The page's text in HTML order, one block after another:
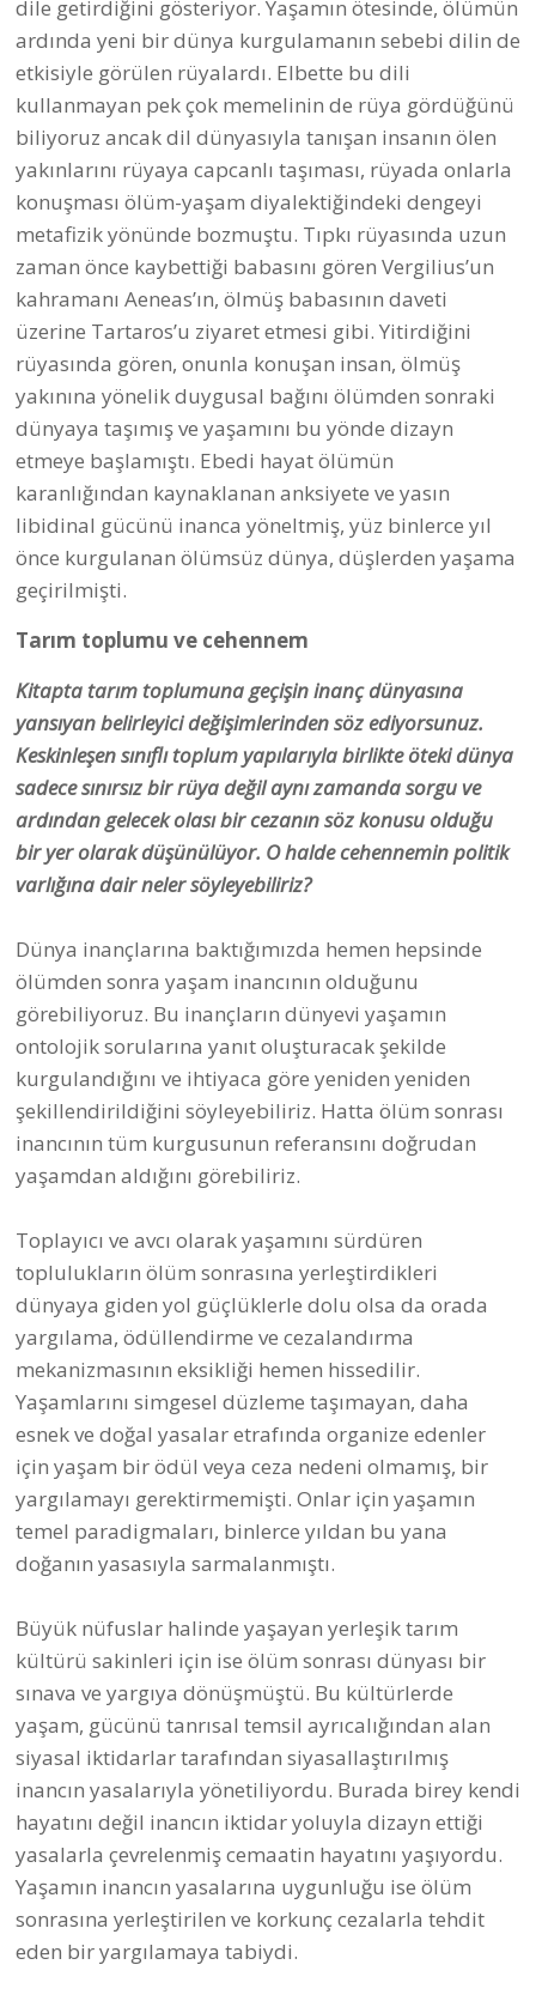
ardında yeni bir dünya kurgulamanın sebebi dilin de
etkisiyle görülen rüyalardı. Elbette bu dili
kullanmayan pek çok memelinin de rüya gördüğünü
biliyoruz ancak dil dünyasıyla tanışan insanın ölen
yakınlarını rüyaya capcanlı taşıması, rüyada onlarla
konuşması ölüm-yaşam diyalektiğindeki dengeyi
metafizik yönünde bozmuştu. Tıpkı rüyasında uzun
zaman önce kaybettiği babasını gören Vergilius’un
kahramanı Aeneas’ın, ölmüş babasının daveti
üzerine Tartaros’u ziyaret etmesi gibi. Yitirdiğini
rüyasında gören, onunla konuşan insan, ölmüş
yakınına yönelik duygusal bağını ölümden sonraki
dünyaya taşımış ve yaşamını bu yönde dizayn
etmeye başlamıştı. Ebedi hayat ölümün
karanlığından kaynaklanan anksiyete ve yasın
libidinal gücünü inanca yöneltmiş, yüz binlerce yıl
önce kurgulanan ölümsüz dünya, düşlerden yaşama
geçirilmişti.
yansıyan belirleyici değişimlerinden söz ediyorsunuz.
Keskinleşen sınıflı toplum yapılarıyla birlikte öteki dünya
sadece sınırsız bir rüya değil aynı zamanda sorgu ve
ardından gelecek olası bir cezanın söz konusu olduğu
bir yer olarak düşünülüyor. O halde cehennemin politik
varlığına dair neler söyleyebiliriz?
ölümden sonra yaşam inancının olduğunu
görebiliyoruz. Bu inançların dünyevi yaşamın
ontolojik sorularına yanıt oluşturacak şekilde
kurgulandığını ve ihtiyaca göre yeniden yeniden
şekillendirildiğini söyleyebiliriz. Hatta ölüm sonrası
inancının tüm kurgusunun referansını doğrudan
yaşamdan aldığını görebiliriz.
toplulukların ölüm sonrasına yerleştirdikleri
dünyaya giden yol güçlüklerle dolu olsa da orada
yargılama, ödüllendirme ve cezalandırma
mekanizmasının eksikliği hemen hissedilir.
Yaşamlarını simgesel düzleme taşımayan, daha
esnek ve doğal yasalar etrafında organize edenler
için yaşam bir ödül veya ceza nedeni olmamış, bir
yargılamayı gerektirmemişti. Onlar için yaşamın
temel paradigmaları, binlerce yıldan bu yana
doğanın yasasıyla sarmalanmıştı.
kültürü sakinleri için ise ölüm sonrası dünyası bir
sınava ve yargıya dönüşmüştü. Bu kültürlerde
yaşam, gücünü tanrısal temsil ayrıcalığından alan
siyasal iktidarlar tarafından siyasallaştırılmış
inancın yasalarıyla yönetiliyordu. Burada birey kendi
hayatını değil inancın iktidar yoluyla dizayn ettiği
yasalarla çevrelenmiş cemaatin hayatını yaşıyordu.
Yaşamın inancın yasalarına uygunluğu ise ölüm
sonrasına yerleştirilen ve korkunç cezalarla tehdit
eden bir yargılamaya tabiydi.